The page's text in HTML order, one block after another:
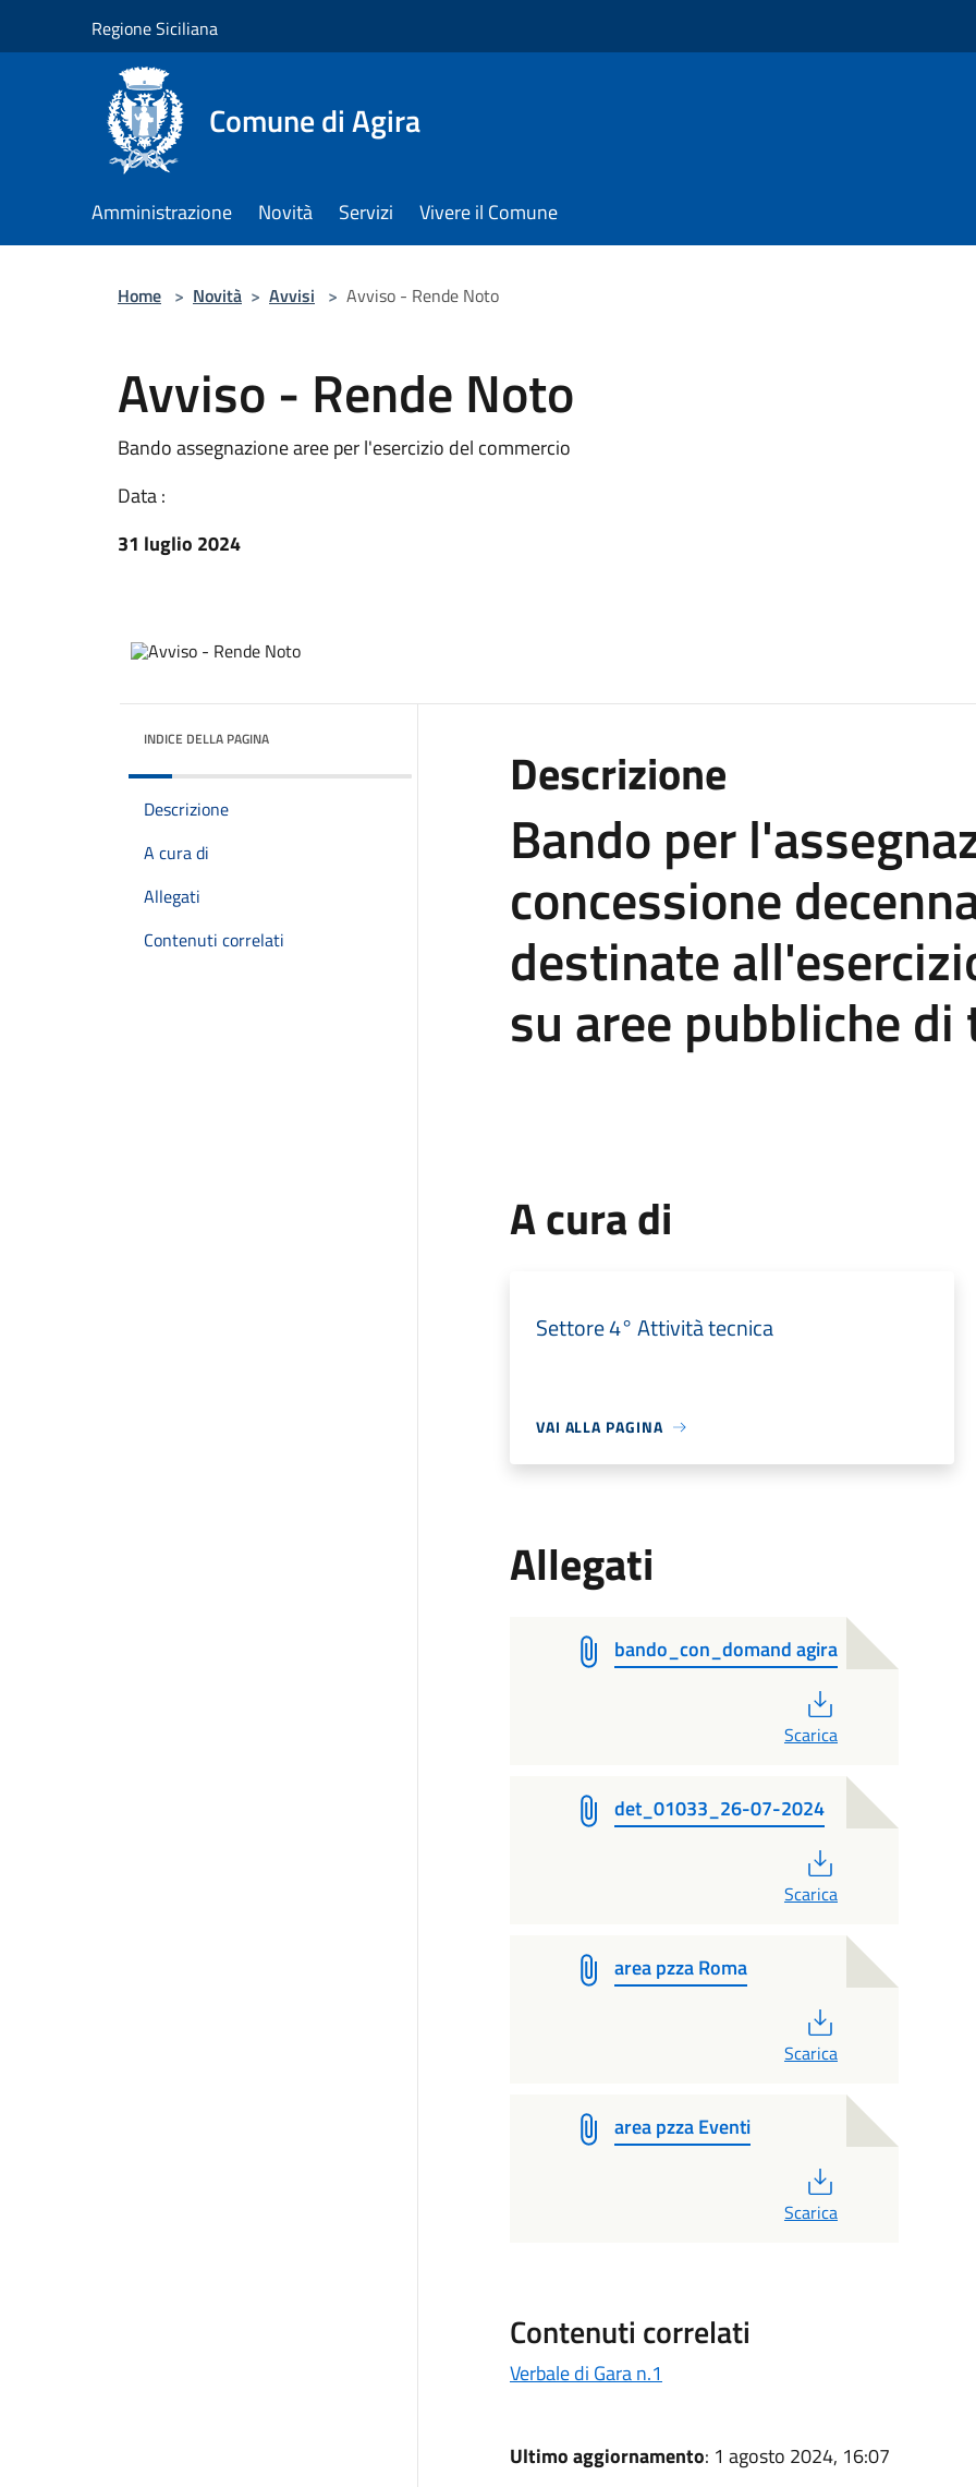
Regione Siciliana
Comune di Agira
Amministrazione Novità Servizi Vivere il Comune
Home > Novità > Avvisi > Avviso - Rende Noto
Avviso - Rende Noto
Bando assegnazione aree per l'esercizio del commercio
Data :
31 luglio 2024
INDICE DELLA PAGINA
Descrizione
A cura di
Allegati
Contenuti correlati
Descrizione
Bando per
concessione
destinate
su aree pubbliche di
A cura di
Settore 4° Attività tecnica
VAI ALLA PAGINA
Allegati
bando_con_domand agira
Scarica
det_01033_26-07-2024
Scarica
area pzza Roma
Scarica
area pzza Eventi
Scarica
Contenuti correlati
Verbale di Gara n.1
Ultimo aggiornamento: 1 agosto 2024, 16:07